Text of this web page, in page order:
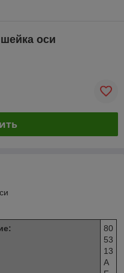
оси
80
53
13
A